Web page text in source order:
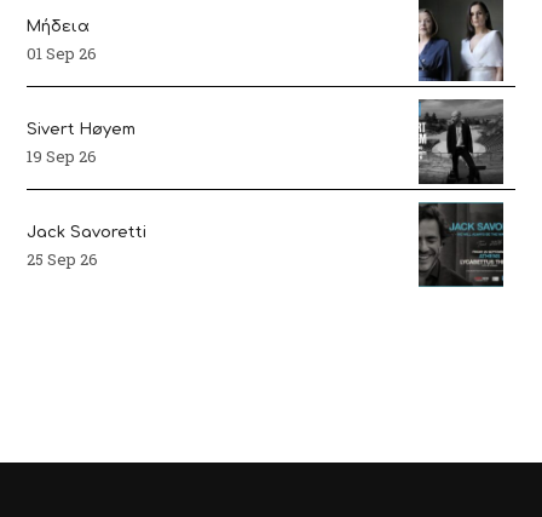
Μήδεια
01 Sep 26
Sivert Høyem
19 Sep 26
Jack Savoretti
25 Sep 26